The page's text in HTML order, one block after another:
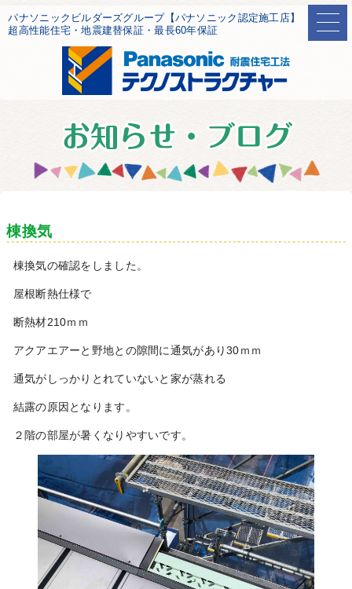
パナソニックビルダーズグループ【パナソニック認定施工店】
超高性能住宅・地震建替保証・最長60年保証
棟換気
棟換気の確認をしました。
屋根断熱仕様で
断熱材210ｍｍ
アクアエアーと野地との隙間に通気があり30ｍｍ
通気がしっかりとれていないと家が蒸れる
結露の原因となります。
２階の部屋が暑くなりやすいです。